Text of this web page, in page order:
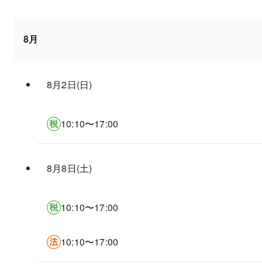
8月
8月2日(日)
10:10〜17:00
8月8日(土)
10:10〜17:00
10:10〜17:00